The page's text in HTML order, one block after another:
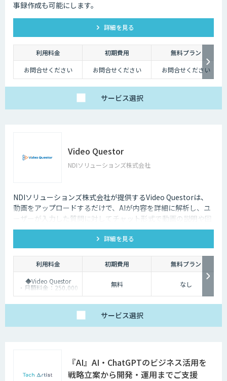
事録作成も可能にします。
詳細を見る
利用料金 初期費用
無料プラン
お問合せください
お問合せください お問合せください
サービス選択
Video Questor
NDIソリューションズ株式会社
NDIソリューションズ株式会社が提供するVideo Questorは、
動画をアップロードするだけで、AIが内容を詳細に解析し、ユ
ーザーが入力した質問に対してチャット形式で動画の説明や回
答を行います。
詳細を見る
利用料金 初期費用
無料プラン
◆Video Questor
・月額料金：250,000
円～ ※追加料金なく
・月額料金：100,000
円～
無料 なし
サービス選択
『AI』AI・ChatGPTのビジネス活用を
戦略立案から開発・運用までご支援